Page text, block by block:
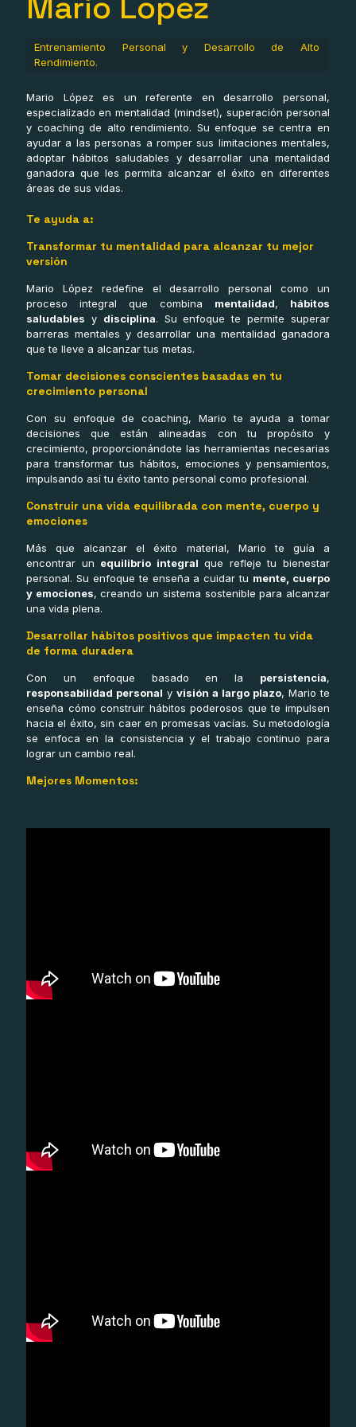
Entrenamiento Personal y Desarrollo de Alto
Rendimiento.
Mario López es un referente en desarrollo personal,
especializado en mentalidad (mindset), superación personal
y coaching de alto rendimiento. Su enfoque se centra en
ayudar a las personas a romper sus limitaciones mentales,
adoptar hábitos saludables y desarrollar una mentalidad
ganadora que les permita alcanzar el éxito en diferentes
áreas de sus vidas.
Te ayuda a:
Transformar tu mentalidad para alcanzar tu mejor
versión
Mario López redefine el desarrollo personal como un
proceso integral que combina mentalidad, hábitos
saludables y disciplina. Su enfoque te permite superar
barreras mentales y desarrollar una mentalidad ganadora
que te lleve a alcanzar tus metas.
Tomar decisiones conscientes basadas en tu
crecimiento personal
Con su enfoque de coaching, Mario te ayuda a tomar
decisiones que están alineadas con tu propósito y
crecimiento, proporcionándote las herramientas necesarias
para transformar tus hábitos, emociones y pensamientos,
impulsando así tu éxito tanto personal como profesional.
Construir una vida equilibrada con mente, cuerpo y
emociones
Más que alcanzar el éxito material, Mario te guía a
encontrar un equilibrio integral que refleje tu bienestar
personal. Su enfoque te enseña a cuidar tu mente, cuerpo
y emociones, creando un sistema sostenible para alcanzar
una vida plena.
Desarrollar hábitos positivos que impacten tu vida
de forma duradera
Con un enfoque basado en la persistencia,
responsabilidad personal y visión a largo plazo, Mario te
enseña cómo construir hábitos poderosos que te impulsen
hacia el éxito, sin caer en promesas vacías. Su metodología
se enfoca en la consistencia y el trabajo continuo para
lograr un cambio real.
Mejores Momentos: